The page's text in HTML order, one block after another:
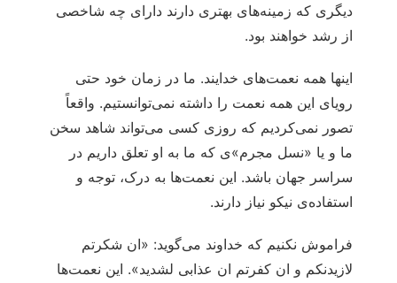
دیگری که زمینه‌‏های بهتری دارند دارای چه شاخصی
از رشد خواهند بود.
اینها همه نعمت‌‏های خدایند. ما در زمان خود حتی
رویای این همه نعمت را داشته نمی‌‏توانستیم. واقعاً
تصور نمی‌‏کردیم که روزی کسی می‌‏تواند شاهد سخن
ما و یا «نسل مجرم»ی که ما به او تعلق داریم در
سراسر جهان باشد. این نعمت‏‌ها به درک، توجه و
استفاده‏‌ی نیکو نیاز دارند.
فراموش نکنیم که خداوند می‌‏گوید: «ان شکرتم
لازیدنکم و ان کفرتم ان عذابی لشدید». این نعمت‌‏ها